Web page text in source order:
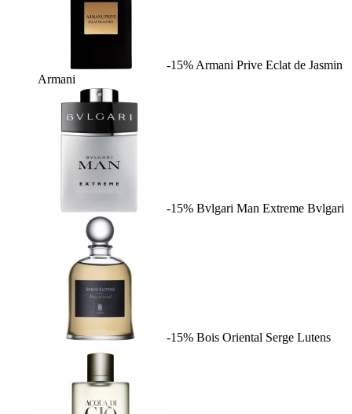
-15% Armani Prive Eclat de Jasmin
Armani
-15% Bvlgari Man Extreme Bvlgari
-15% Bois Oriental Serge Lutens